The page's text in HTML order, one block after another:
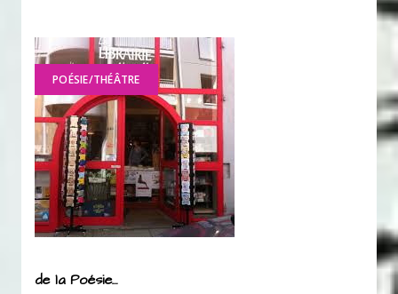
POÉSIE/THÉÂTRE
de la Poésie…